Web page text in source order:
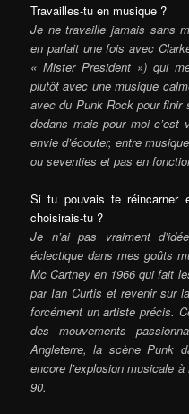
Travailles-tu en musique ?
Je ne travaille jamais sans
en parlait une fois avec
« Mister President ») qui
plutôt avec une musique
avec du Punk Rock pour
dedans mais pour moi c’est
envie d’écouter, entre
ou seventies et pas en
Si tu pouvais te réincarner
choisirais-tu ?
Je n’ai pas vraiment
éclectique dans mes goûts
Mc Cartney en 1966 qui fait
par Ian Curtis et revenir sur
forcément un artiste précis.
des mouvements
Angleterre, la scène Punk
encore l’explosion musicale
90.